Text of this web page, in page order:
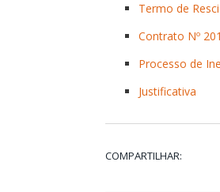
Termo de
Contrato Nº
Processo de
Justificativa
COMPARTILHAR: